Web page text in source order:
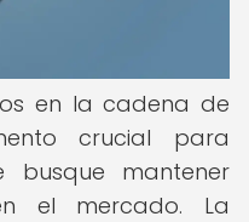
en la cadena de
crucial para
busque mantener
el mercado. La